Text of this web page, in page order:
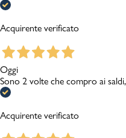
Acquirente verificato
Oggi
Sono 2 volte che compro ai
Acquirente verificato